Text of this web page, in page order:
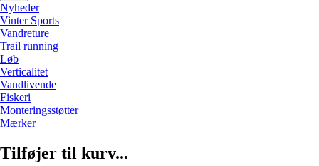
Nyheder
Vinter Sports
Vandreture
Trail running
Løb
Verticalitet
Vandlivende
Fiskeri
Monteringsstøtter
Mærker
Tilføjer til kurv...